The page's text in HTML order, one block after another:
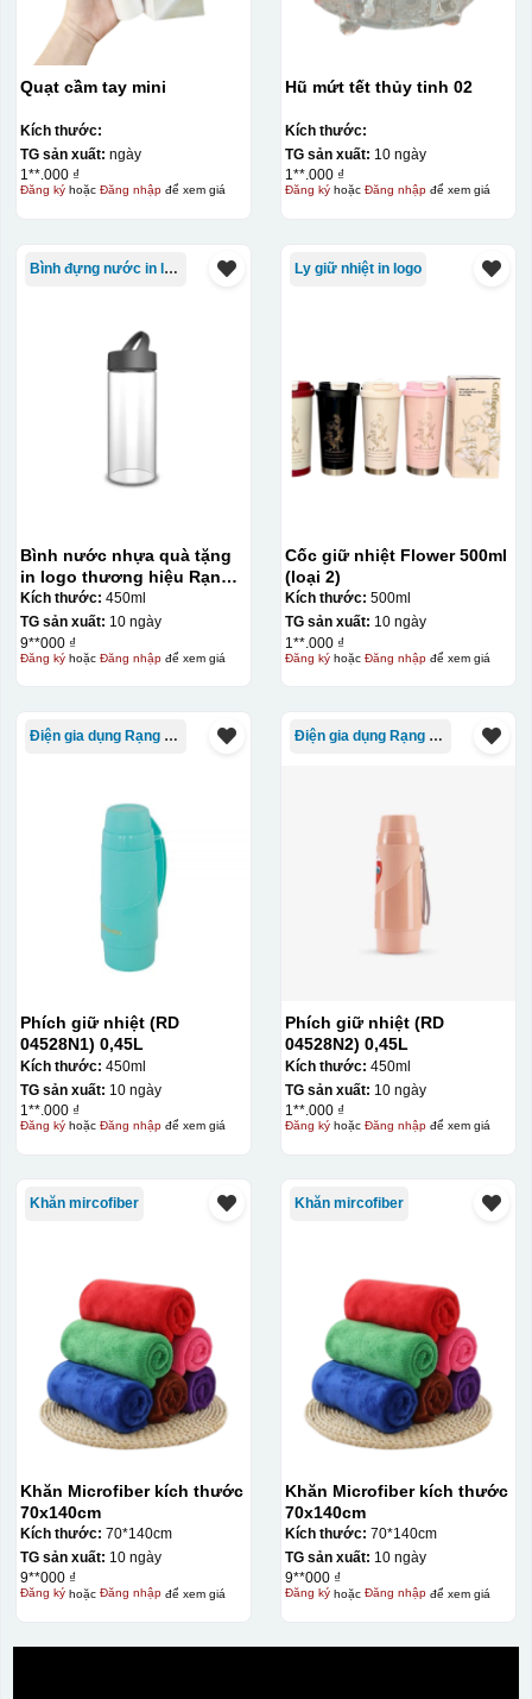
giấy đặc biệt, và kích thước logo được căn chỉnh theo
sản phẩm, để khi dán không bị nhỏ hoặc to quá
Decal được in xong, sẽ có 1 nền vàng phía dưới
Đây là giấy decal đã in xong, đang chờ khô để cắt dán
lên gốm sứ
sứ, thợ sẽ cắt thủ công các miếng logo ra, sau đó thấp
cho vị trí logo cân đối phù hợp, sau đó dùng miếng nhựa
gạt hết nước phía dưới ra
Quạt cầm tay mini
Kích thước:
TG sản xuất: ngày
1**.000 ₫
Đăng kýhoặc Đăng nhậpđể xem giá
Hũ mứt tết thủy tinh 02
Kích thước:
TG sản xuất: 10 ngày
1**.000 ₫
Đăng kýhoặc Đăng nhậpđể xem giá
Bình đựng nước in logo
Bình nước nhựa quà tặng
in logo thương hiệu Rạng
Đông 450ml KQ-BNN01
Kích thước: 450ml
TG sản xuất: 10 ngày
9**000 ₫
Đăng kýhoặc Đăng nhậpđể xem giá
Ly giữ nhiệt in logo
Cốc giữ nhiệt Flower 500ml
(loại 2)
Kích thước: 500ml
TG sản xuất: 10 ngày
1**.000 ₫
Đăng kýhoặc Đăng nhậpđể xem giá
Điện gia dụng Rạng Đông
Phích giữ nhiệt (RD
04528N1) 0,45L
Kích thước: 450ml
TG sản xuất: 10 ngày
1**.000 ₫
Đăng kýhoặc Đăng nhậpđể xem giá
Điện gia dụng Rạng Đông
Phích giữ nhiệt (RD
04528N2) 0,45L
Kích thước: 450ml
TG sản xuất: 10 ngày
1**.000 ₫
Đăng kýhoặc Đăng nhậpđể xem giá
Khăn mircofiber
Khăn Microfiber kích thước
70x140cm
Kích thước: 70*140cm
TG sản xuất: 10 ngày
9**000 ₫
Đăng kýhoặc Đăng nhậpđể xem giá
Khăn mircofiber
Khăn Microfiber kích thước
70x140cm
Kích thước: 70*140cm
TG sản xuất: 10 ngày
9**000 ₫
Đăng kýhoặc Đăng nhậpđể xem giá